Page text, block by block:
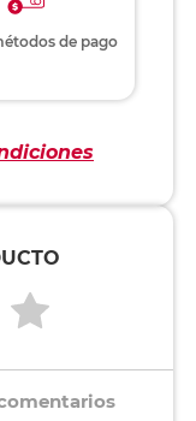
de pago